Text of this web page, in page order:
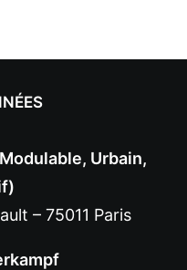
Urbain,
– 75011 Paris